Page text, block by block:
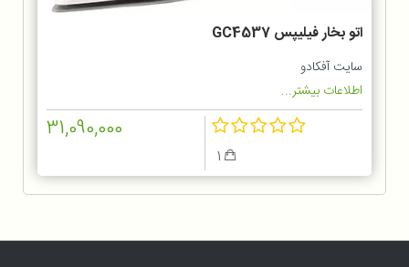
اتو بخار فیلیپس GC4537
سایت آفکادو
اطلاعات بیشتر...
31,090,000